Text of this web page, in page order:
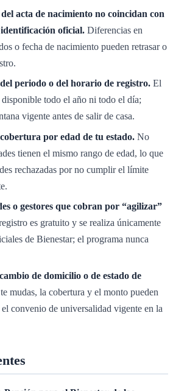
acta de nacimiento no coincidan con
oficial. Diferencias en
o fecha de nacimiento pueden retrasar o
periodo o del horario de registro. El
disponible todo el año ni todo el día;
vigente antes de salir de casa.
por edad de tu estado. No
tienen el mismo rango de edad, lo que
rechazadas por no cumplir el límite
o gestores que cobran por “agilizar”
es gratuito y se realiza únicamente
de Bienestar; el programa nunca
de domicilio o de estado de
mudas, la cobertura y el monto pueden
convenio de universalidad vigente en la